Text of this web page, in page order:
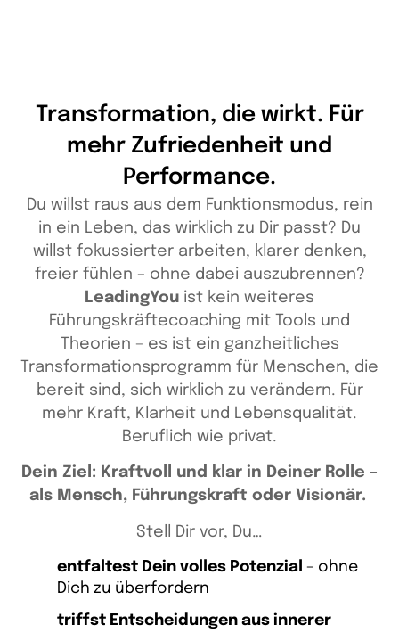
Transformation, die wirkt. Für
mehr Zufriedenheit und
Performance.
Du willst raus aus dem Funktionsmodus, rein
in ein Leben, das wirklich zu Dir passt? Du
willst fokussierter arbeiten, klarer denken,
freier fühlen – ohne dabei auszubrennen?
LeadingYou ist kein weiteres
Führungskräftecoaching mit Tools und
Theorien – es ist ein ganzheitliches
Transformationsprogramm für Menschen, die
bereit sind, sich wirklich zu verändern. Für
mehr Kraft, Klarheit und Lebensqualität.
Beruflich wie privat.
Dein Ziel: Kraftvoll und klar in Deiner Rolle –
als Mensch, Führungskraft oder Visionär.
Stell Dir vor, Du…
entfaltest Dein volles Potenzial – ohne
Dich zu überfordern
triffst Entscheidungen aus innerer